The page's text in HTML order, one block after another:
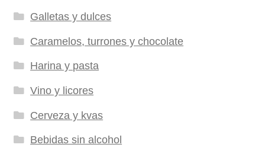
Galletas y dulces
Caramelos, turrones y chocolate
Harina y pasta
Vino y licores
Cerveza y kvas
Bebidas sin alcohol